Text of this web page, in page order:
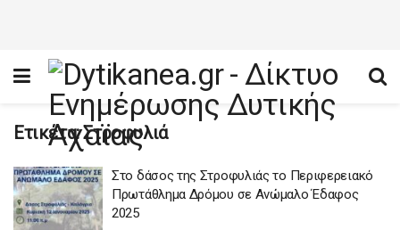
Ετικέτα:Στροφυλιά
Στο δάσος της Στροφυλιάς το Περιφερειακό
Πρωτάθλημα Δρόμου σε Ανώμαλο Έδαφος
2025